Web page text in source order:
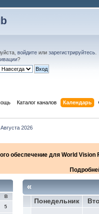
войдите или зарегистрируйтесь
?
Каталог каналов Календарь
Августа 2026
обеспечение для World
В
5
«
Понедельник